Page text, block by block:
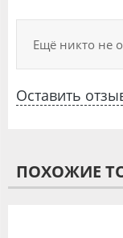
Ещё никто не
Оставить
ПОХОЖИЕ